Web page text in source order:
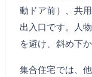
動ドア前）、共
出入口です。人
を避け、斜め下
集合住宅では、